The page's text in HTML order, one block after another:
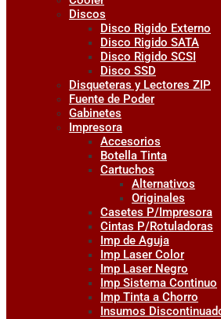
Discos
Disco Rigido Externo
Disco Rigido SATA
Disco Rigido SCSI
Disco SSD
Disqueteras y Lectores ZIP
Fuente de Poder
Gabinetes
Impresora
Accesorios
Botella Tinta
Cartuchos
Alternativos
Originales
Casetes P/Impresora
Cintas P/Rotuladoras
Imp de Aguja
Imp Laser Color
Imp Laser Negro
Imp Sistema Continuo
Imp Tinta a Chorro
Insumos